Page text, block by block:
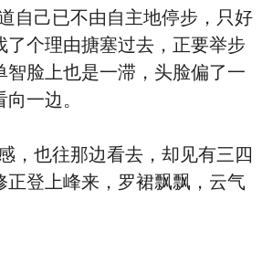
己已不由自主地停步，只好
了个理由搪塞过去，正要举步
智脸上也是一滞，头脸偏了一
一边。
也往那边看去，却见有三四
正登上峰来，罗裙飘飘，云气